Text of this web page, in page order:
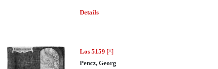
Details
Los 5159 [^]
Pencz, Georg